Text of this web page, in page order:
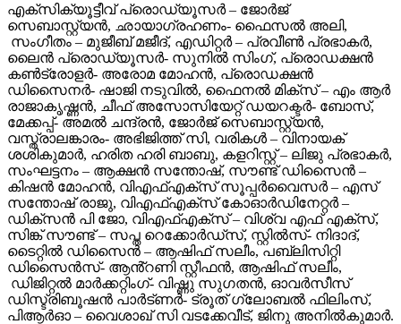
എക്സിക്യൂട്ടീവ് പ്രൊഡ്യൂസർ – ജോർജ്
സെബാസ്റ്റ്യൻ, ഛായാഗ്രഹണം- ഫൈസൽ അലി,
സംഗീതം – മുജീബ് മജീദ്, എഡിറ്റർ – പ്രവീൺ പ്രഭാകർ,
ലൈൻ പ്രൊഡ്യൂസർ- സുനിൽ സിംഗ്, പ്രൊഡക്ഷൻ
കൺട്രോളർ- അരോമ മോഹൻ, പ്രൊഡക്ഷൻ
ഡിസൈനർ- ഷാജി നടുവിൽ, ഫൈനൽ മിക്സ് – എം ആർ
രാജാകൃഷ്ണൻ, ചീഫ് അസോസിയേറ്റ് ഡയറക്ടർ- ബോസ്,
മേക്കപ്പ്- അമൽ ചന്ദ്രൻ, ജോർജ് സെബാസ്റ്റ്യൻ,
വസ്ത്രാലങ്കാരം- അഭിജിത്ത് സി, വരികൾ – വിനായക്
ശശികുമാർ, ഹരിത ഹരി ബാബു, കളറിസ്റ്റ് – ലിജു പ്രഭാകർ,
സംഘട്ടനം – ആക്ഷൻ സന്തോഷ്, സൗണ്ട് ഡിസൈൻ –
കിഷൻ മോഹൻ, വിഎഫ്എക്സ് സൂപ്പർവൈസർ – എസ്
സന്തോഷ് രാജു, വിഎഫ്എക്സ് കോഓർഡിനേറ്റർ –
ഡിക്സൻ പി ജോ, വിഎഫ്എക്സ് – വിശ്വ എഫ് എക്സ്,
സിങ്ക് സൗണ്ട് – സപ്ത റെക്കോർഡ്സ്, സ്റ്റിൽസ്- നിദാദ്,
ടൈറ്റിൽ ഡിസൈൻ – ആഷിഫ് സലീം, പബ്ലിസിറ്റി
ഡിസൈൻസ്- ആൻ്റണി സ്റ്റീഫൻ, ആഷിഫ് സലീം,
ഡിജിറ്റൽ മാർക്കറ്റിംഗ്- വിഷ്ണു സുഗതൻ, ഓവർസീസ്
ഡിസ്ട്രിബൂഷൻ പാർട്ണർ- ട്രൂത് ഗ്ലോബൽ ഫിലിംസ്,
പിആർഓ – വൈശാഖ് സി വടക്കേവീട്, ജിനു അനിൽകുമാർ.